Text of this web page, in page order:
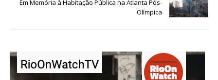
Em Memória à Habitação Pública na Atlanta Pós-
Olímpica